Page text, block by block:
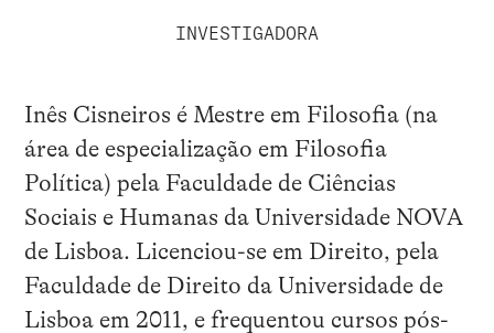
INVESTIGADORA
Inês Cisneiros é Mestre em Filosofia (na
área de especialização em Filosofia
Política) pela Faculdade de Ciências
Sociais e Humanas da Universidade NOVA
de Lisboa. Licenciou-se em Direito, pela
Faculdade de Direito da Universidade de
Lisboa em 2011, e frequentou cursos pós-